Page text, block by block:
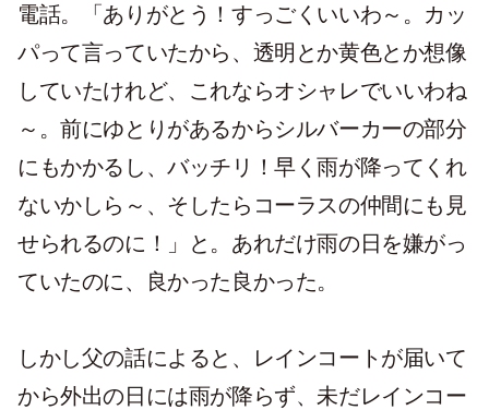
電話。「ありがとう！すっごくいいわ～。カッ
パって言っていたから、透明とか黄色とか想像
していたけれど、これならオシャレでいいわね
～。前にゆとりがあるからシルバーカーの部分
にもかかるし、バッチリ！早く雨が降ってくれ
ないかしら～、そしたらコーラスの仲間にも見
せられるのに！」と。あれだけ雨の日を嫌がっ
ていたのに、良かった良かった。
しかし父の話によると、レインコートが届いて
から外出の日には雨が降らず、未だレインコー